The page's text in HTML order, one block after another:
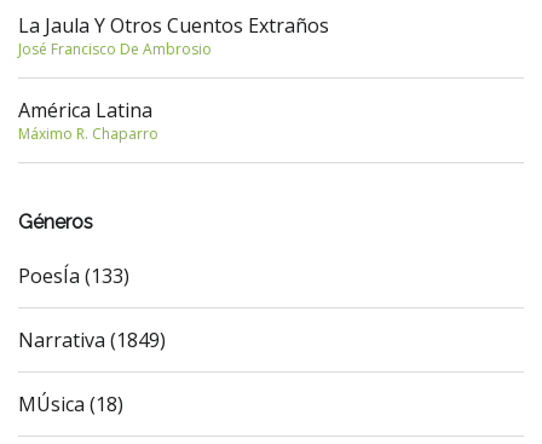
La Jaula Y Otros Cuentos Extraños
José Francisco De Ambrosio
América Latina
Máximo R. Chaparro
Géneros
PoesÍa (133)
Narrativa (1849)
MÚsica (18)